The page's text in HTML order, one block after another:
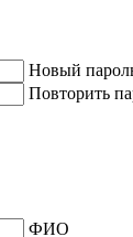
Новый
Повторить
ФИО